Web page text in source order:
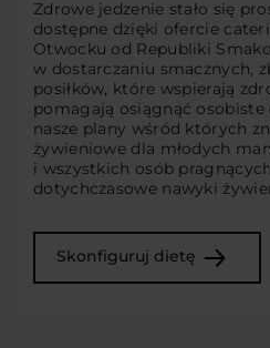
Zdrowe jedzenie stało się
dostępne dzięki ofercie
Otwocku od Republiki
w dostarczaniu smacznych,
posiłków, które wspierają
pomagają osiągnąć osobiste
nasze plany wśród których
żywieniowe dla młodych
i wszystkich osób
dotychczasowe nawyki
Skonfiguruj dietę